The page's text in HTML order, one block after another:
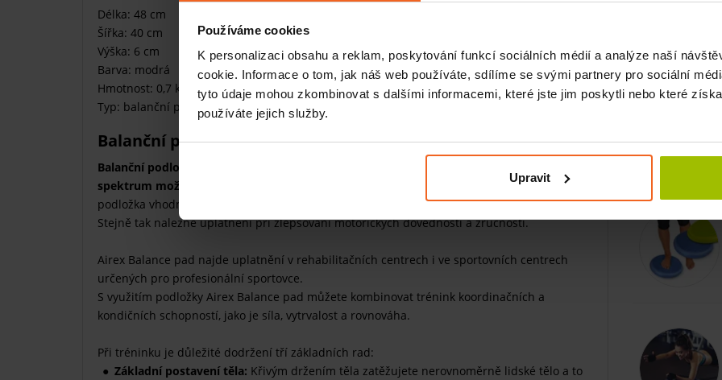
Používáme cookies
K personalizaci obsahu a reklam, poskytování funkcí sociálních médií a analýze naší
cookie. Informace o tom, jak náš web používáte, sdílíme se svými partnery pro sociální
tyto údaje mohou zkombinovat s dalšími informacemi, které jste jim poskytli nebo které
používáte jejich služby.
Upravit
Délka: 48 cm
Šířka: 40 cm
Výška: 6 cm
Barva: modrá
Hmotnost: 0,7 kg
Typ: balanční podložky
Balanční podložka zlepší motorické dovednosti
Balanční podložka Airex Balance pad je určena pro trénink a terapii pokrývající široké
spektrum možných cvičení
. Díky svým nestabilizujícím vlastnostem je tato balanční
podložka vhodná pro prevenci a rehabilitaci ortopedicko-traumatologických onemocnění.
Stejně tak nalezne uplatnění při zlepšování motorických dovedností a zručností.
Airex Balance pad najde uplatnění v rehabilitačních centrech i ve sportovních centrech
určených pro profesionální sportovce.
S využitím podložky Airex Balance pad můžete kombinovat trénink koordinačních a
kondičních schopností, jako je síla, vytrvalost a rovnováha.
Při tréninku je důležité dodržení tří základních rad:
Základní postavení těla: Křivým držením těla zatěžujete nerovnoměrně lidské tělo a to